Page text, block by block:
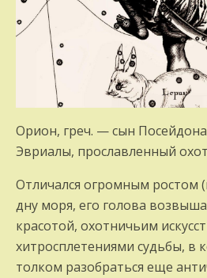
Орион, греч. — сын
Эвриалы, прославленный
Отличался огромным ростом
дну моря, его голова
красотой, охотничьим
хитросплетениями судьбы, в
толком разо­браться еще